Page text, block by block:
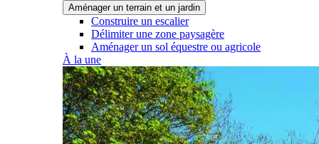
Aménager un terrain et un jardin
Construire un escalier
Délimiter une zone paysagère
Aménager un sol équestre ou agricole
À la une